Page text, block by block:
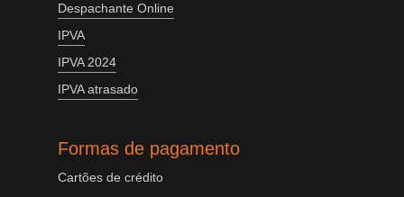
Despachante Online
IPVA
IPVA 2024
IPVA atrasado
Formas de pagamento
Cartões de crédito